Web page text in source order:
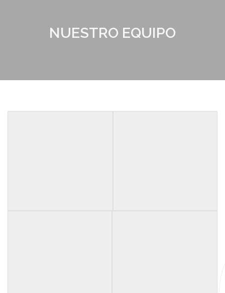
NUESTRO EQUIPO